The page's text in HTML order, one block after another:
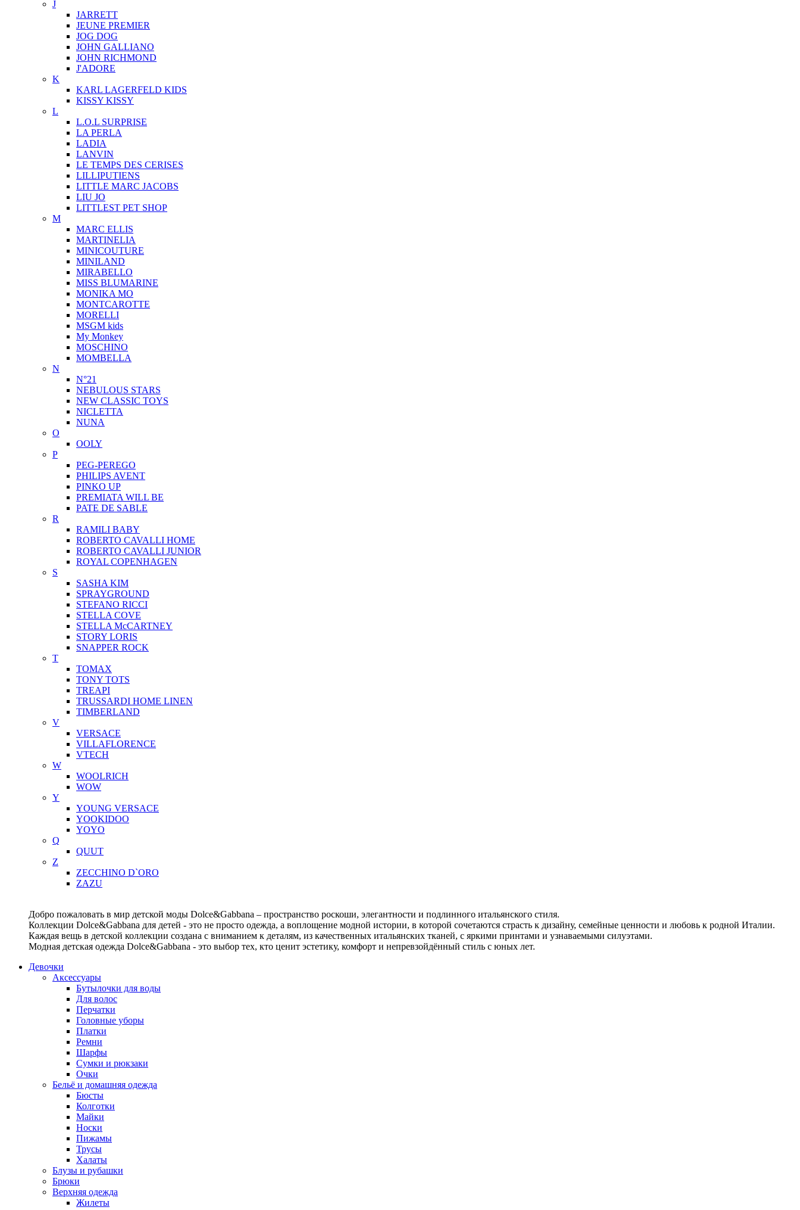
J
JARRETT
JEUNE PREMIER
JOG DOG
JOHN GALLIANO
JOHN RICHMOND
J'ADORE
K
KARL LAGERFELD KIDS
KISSY KISSY
L
L.O.L SURPRISE
LA PERLA
LADIA
LANVIN
LE TEMPS DES CERISES
LILLIPUTIENS
LITTLE MARC JACOBS
LIU JO
LITTLEST PET SHOP
M
MARC ELLIS
MARTINELIA
MINICOUTURE
MINILAND
MIRABELLO
MISS BLUMARINE
MONIKA MO
MONTCAROTTE
MORELLI
MSGM kids
My Monkey
MOSCHINO
MOMBELLA
N
N°21
NEBULOUS STARS
NEW CLASSIC TOYS
NICLETTA
NUNA
O
OOLY
P
PEG-PEREGO
PHILIPS AVENT
PINKO UP
PREMIATA WILL BE
PATE DE SABLE
R
RAMILI BABY
ROBERTO CAVALLI HOME
ROBERTO CAVALLI JUNIOR
ROYAL COPENHAGEN
S
SASHA KIM
SPRAYGROUND
STEFANO RICCI
STELLA COVE
STELLA McCARTNEY
STORY LORIS
SNAPPER ROCK
T
TOMAX
TONY TOTS
TREAPI
TRUSSARDI HOME LINEN
TIMBERLAND
V
VERSACE
VILLAFLORENCE
VTECH
W
WOOLRICH
WOW
Y
YOUNG VERSACE
YOOKIDOO
YOYO
Q
QUUT
Z
ZECCHINO D`ORO
ZAZU
Добро пожаловать в мир детской моды Dolce&Gabbana – пространство роскоши, элегантности и подлинного итальянского стиля.
Коллекции Dolce&Gabbana для детей - это не просто одежда, а воплощение модной истории, в которой сочетаются страсть к дизайну, семейные ценности и любовь к родной Италии.
Каждая вещь в детской коллекции создана с вниманием к деталям, из качественных итальянских тканей, с яркими принтами и узнаваемыми силуэтами.
Модная детская одежда Dolce&Gabbana - это выбор тех, кто ценит эстетику, комфорт и непревзойдённый стиль с юных лет.
Девочки
Аксессуары
Бутылочки для воды
Для волос
Перчатки
Головные уборы
Платки
Ремни
Шарфы
Сумки и рюкзаки
Очки
Бельё и домашняя одежда
Бюсты
Колготки
Майки
Носки
Пижамы
Трусы
Халаты
Блузы и рубашки
Брюки
Верхняя одежда
Жилеты